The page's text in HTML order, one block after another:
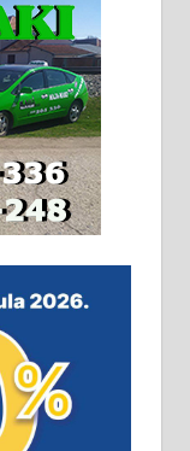
на
ари.
160